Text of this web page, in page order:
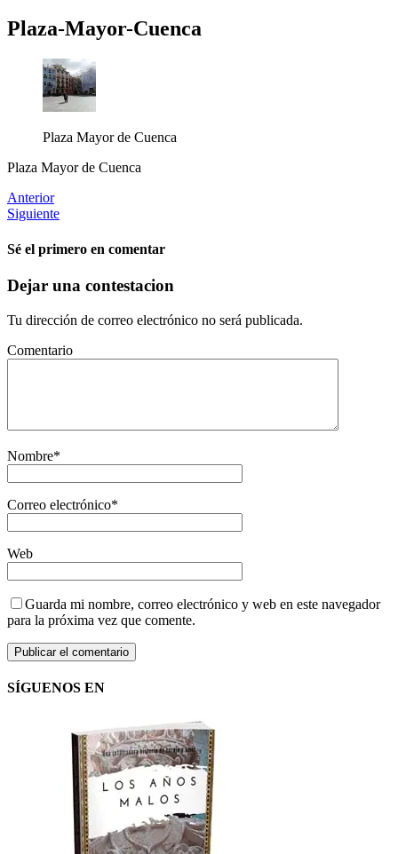
Plaza-Mayor-Cuenca
Plaza Mayor de Cuenca
Plaza Mayor de Cuenca
Anterior
Siguiente
Sé el primero en comentar
Dejar una contestacion
Tu dirección de correo electrónico no será publicada.
Comentario
Nombre*
Correo electrónico*
Web
Guarda mi nombre, correo electrónico y web en este navegador
para la próxima vez que comente.
SÍGUENOS EN